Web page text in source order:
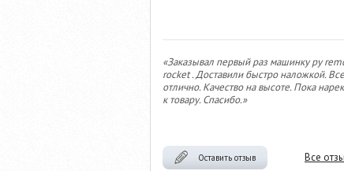
«Заказывал первый раз машинку ру
rocket . Доставили быстро наложкой. Все
отлично. Качество на высоте. Пока
к товару. Спасибо.»
Оставить отзыв Все